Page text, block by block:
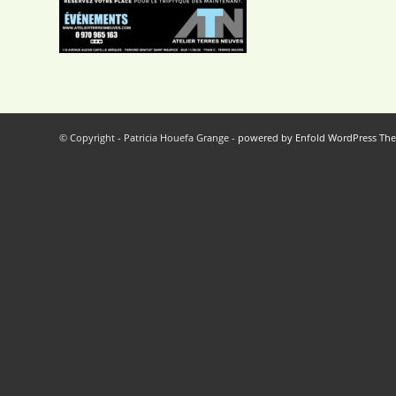
© Copyright - Patricia Houefa Grange - powered by Enfold WordPress